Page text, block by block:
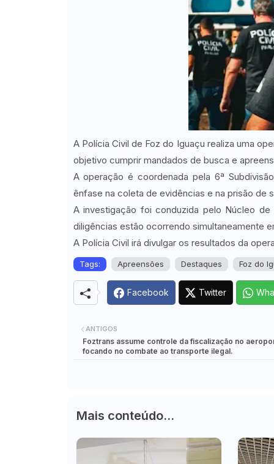
A Polícia Civil de Foz do Iguaçu realiza uma
objetivo cumprir mandados de busca e
A operação é coordenada pela 6ª
ênfase na coleta de evidências e na prisão de
A investigação foi conduzida pelo Núcleo
diligências estão ocorrendo simultaneamente
A Polícia Civil irá divulgar os resultados da
Tags: Apreensões Destaques Foz do
Facebook Twitter
ANTIGOS
Foztrans assume controle da fiscalização no
focando no combate ao transporte ilegal.
Mais conteúdo...